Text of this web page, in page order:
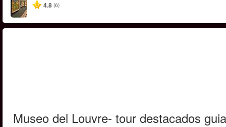
4.8 (6)
Museo del Louvre- tour destacados